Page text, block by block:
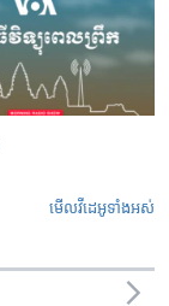
មើល​វីដេអូ​ទាំង​អស់